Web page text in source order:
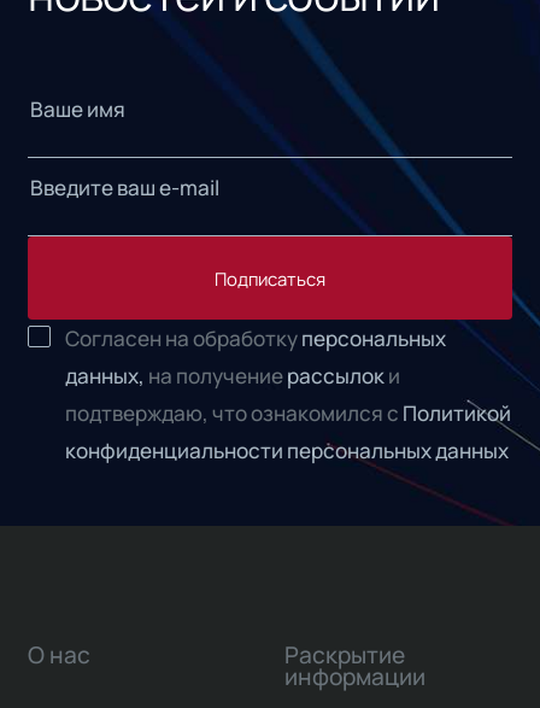
Подписаться
Согласен на обработкуперсональных
данных, на получениерассылоки
подтверждаю, что ознакомился с Политикой
конфиденциальности персональных данных
О нас Раскрытие
информации